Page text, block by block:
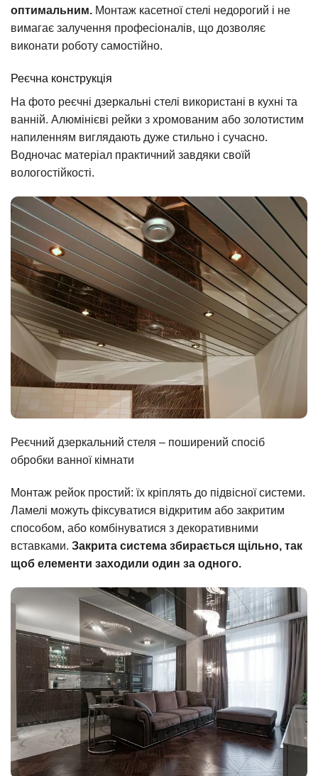
оптимальним. Монтаж касетної стелі недорогий і не
вимагає залучення професіоналів, що дозволяє
виконати роботу самостійно.
Реєчна конструкція
На фото реєчні дзеркальні стелі використані в кухні та
ванній. Алюмінієві рейки з хромованим або золотистим
напиленням виглядають дуже стильно і сучасно.
Водночас матеріал практичний завдяки своїй
вологостійкості.
Реєчний дзеркальний стеля – поширений спосіб
обробки ванної кімнати
Монтаж рейок простий: їх кріплять до підвісної системи.
Ламелі можуть фіксуватися відкритим або закритим
способом, або комбінуватися з декоративними
вставками. Закрита система збирається щільно, так
щоб елементи заходили один за одного.